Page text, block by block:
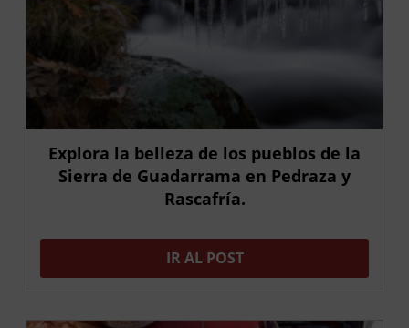
Explora la belleza de los pueblos de la
Sierra de Guadarrama en Pedraza y
Rascafría.
IR AL POST